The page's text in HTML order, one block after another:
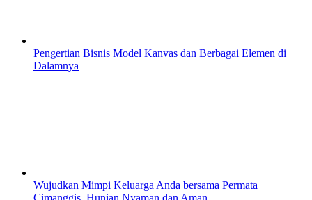
Pengertian Bisnis Model Kanvas dan Berbagai Elemen di
Dalamnya
Wujudkan Mimpi Keluarga Anda bersama Permata